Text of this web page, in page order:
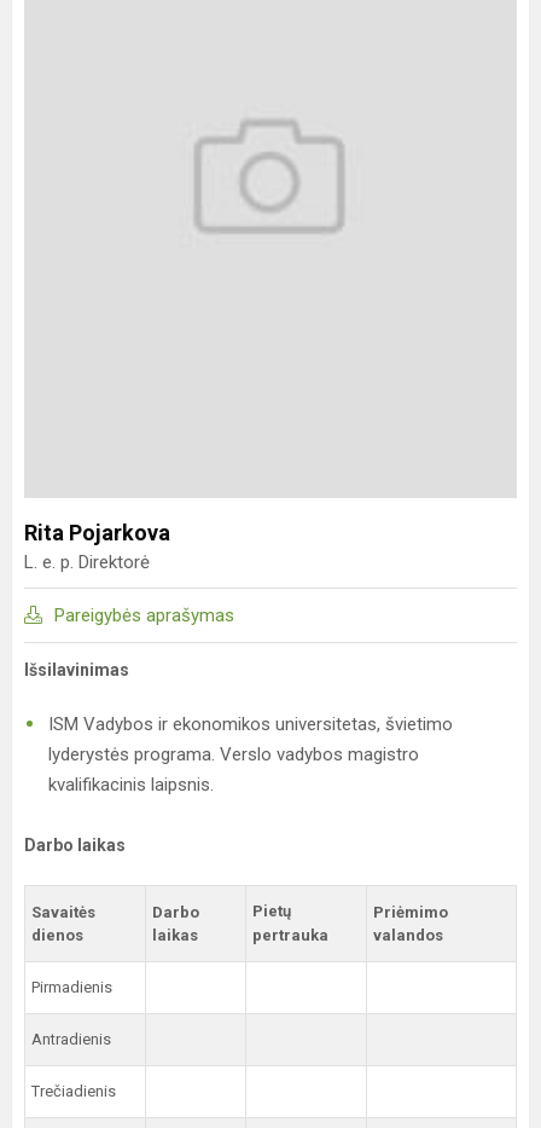
Rita Pojarkova
L. e. p. Direktorė
Pareigybės aprašymas
Išsilavinimas
ISM Vadybos ir ekonomikos universitetas, švietimo
lyderystės programa. Verslo vadybos magistro
kvalifikacinis laipsnis.
Darbo laikas
Savaitės
dienos
Darbo
laikas
Pietų
pertrauka
Priėmimo
valandos
Pirmadienis
Antradienis
Trečiadienis